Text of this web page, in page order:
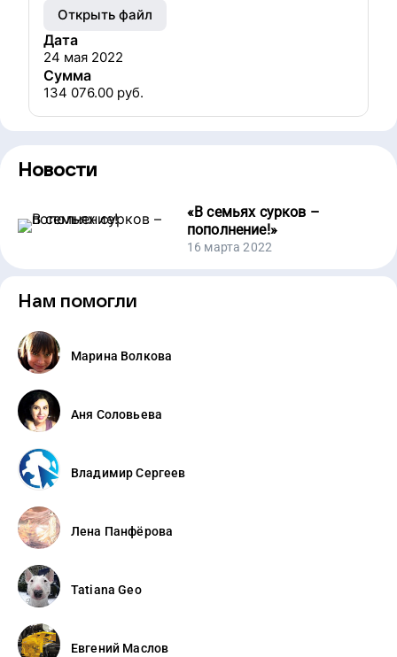
Открыть файл
Дата
24 мая 2022
Сумма
134 076.00 руб.
Новости
«В семьях сурков –
пополнение!»
16 марта 2022
Нам помогли
Марина Волкова
Аня Соловьева
Владимир Сергеев
Лена Панфёрова
Tatiana Geo
Евгений Маслов